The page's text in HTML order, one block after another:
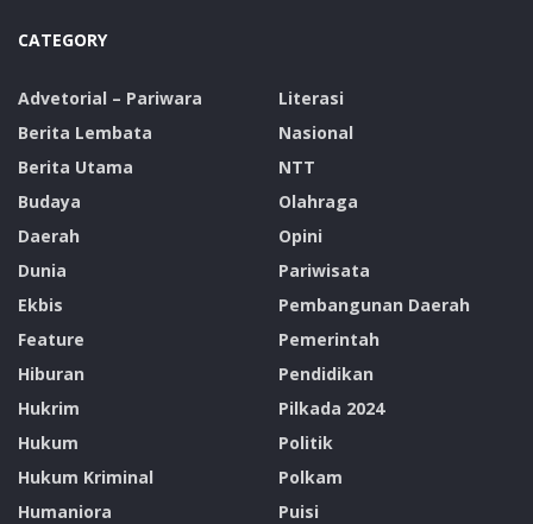
CATEGORY
Advetorial – Pariwara
Berita Lembata
Berita Utama
Budaya
Daerah
Dunia
Ekbis
Feature
Hiburan
Hukrim
Hukum
Hukum Kriminal
Humaniora
Literasi
Nasional
NTT
Olahraga
Opini
Pariwisata
Pembangunan Daerah
Pemerintah
Pendidikan
Pilkada 2024
Politik
Polkam
Puisi